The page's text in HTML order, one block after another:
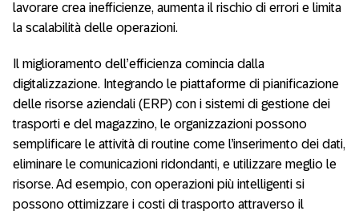
lavorare crea inefficienze, aumenta il rischio di errori e limita
la scalabilità delle operazioni.
Il miglioramento dell’efficienza comincia dalla
digitalizzazione. Integrando le piattaforme di pianificazione
delle risorse aziendali (ERP) con i sistemi di gestione dei
trasporti e del magazzino, le organizzazioni possono
semplificare le attività di routine come l’inserimento dei dati,
eliminare le comunicazioni ridondanti, e utilizzare meglio le
risorse. Ad esempio, con operazioni più intelligenti si
possono ottimizzare i costi di trasporto attraverso il